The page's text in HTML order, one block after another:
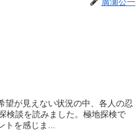
廣瀬公一
望が見えない状況の中、各人の忍
検談を読みました。極地探検で
を感じま...